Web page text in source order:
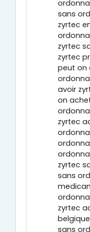
sans
zyrtec
zyrtec
zyrtec
peut on
avoir
on
zyrtec
zyrtec
sans
zyrtec
sans